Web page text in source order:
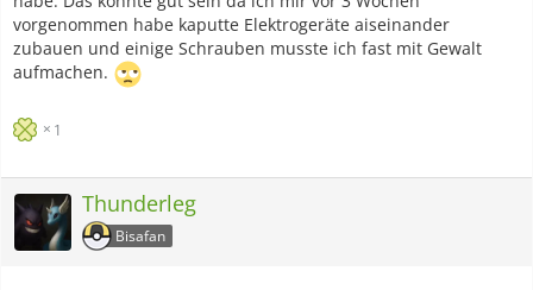
vorgenommen habe kaputte Elektrogeräte aiseinander
zubauen und einige Schrauben musste ich fast mit Gewalt
aufmachen.
1
Thunderleg
Bisafan